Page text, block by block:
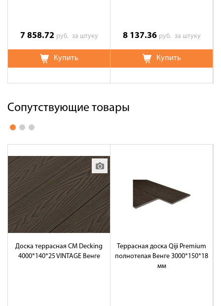
7 858.72 руб. за штуку
Купить
8 137.36 руб. за штуку
Купить
Сопутствующие товары
Доска террасная CM Decking
4000*140*25 VINTAGE Венге
Террасная доска Qiji Premium
полнотелая Венге 3000*150*18
мм